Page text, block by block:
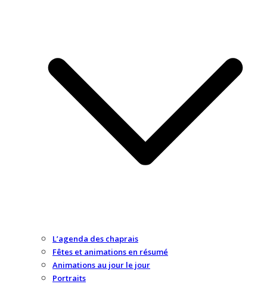
L’agenda des chaprais
Fêtes et animations en résumé
Animations au jour le jour
Portraits